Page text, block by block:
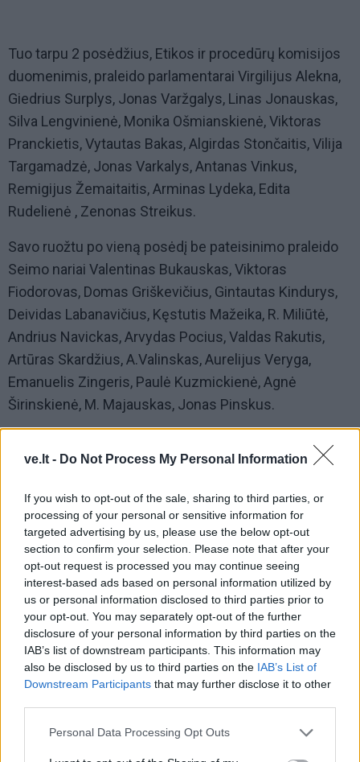
ve.lt - Do Not Process My Personal Information
If you wish to opt-out of the sale, sharing to third parties, or
processing of your personal or sensitive information for
targeted advertising by us, please use the below opt-out
section to confirm your selection. Please note that after your
opt-out request is processed you may continue seeing
interest-based ads based on personal information utilized by
us or personal information disclosed to third parties prior to
your opt-out. You may separately opt-out of the further
disclosure of your personal information by third parties on the
IAB’s list of downstream participants. This information may
also be disclosed by us to third parties on the IAB’s List of
Downstream Participants that may further disclose it to other
Personal Data Processing Opt Outs
Tuo tarpu 2 posėdžius, Etikos ir procedūrų komisijos
duomenimis, praleido parlamentarai Virgilijus Alekna,
Giedrius Surplys, Jonas Varžgalys, Linas Jonauskas,
Silva Lengvinienė, Monika Ošmianskienė, Viktoras
Pranckietis, Vytautas Bakas, Algirdas Stončaitis, Vilija
Targamadzė, Jonas Varkalys, Antanas Vinkus,
Remigijus Žemaitaitis, Arminas Lydeka, Edita
Rudelienė , Zenonas Streikus.
Savo ruožtu po vieną posėdį be pateisinimo praleido
Seimo nariai Valentinas Bukauskas, Viktoras
Fiodorovas, Domas Griškevičius, Gintautas Kindurys,
Deividas Labanavičius, Kęstutis Mažeika, R. Miliūtė,
Andrius Navickas, Arvydas Pocius, Valdas Rakutis,
Artūras Skardžius, A.Valinskas, Aurelijus Veryga,
Emanuelis Zingeris, Paulė Kuzmickienė, Agnė
Širinskienė, M. Majauskas, Jonas Pinskus.
Į Klaipėdą iš emigracijos
grįžusi Karina Kučinskienė
įvardijo didžiausią savo
norą
Jūros šventę anksčiau
puošęs Anatolijus
Klemencovas: gal jau
užtenka
Šiuo metu skaitomiausi